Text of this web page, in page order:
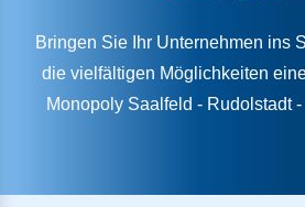
Bringen Sie Ihr Unternehmen ins
die vielfältigen Möglichkeiten
Monopoly Saalfeld - Rudolstadt